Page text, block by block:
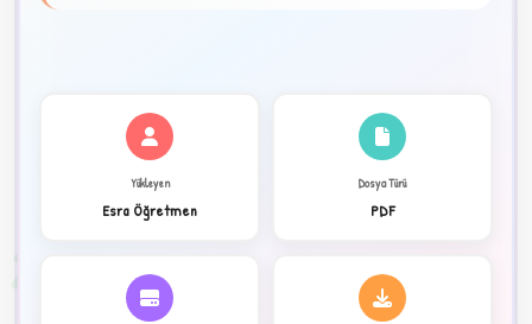
Yükleyen
Esra Öğretmen
Dosya Türü
PDF
★